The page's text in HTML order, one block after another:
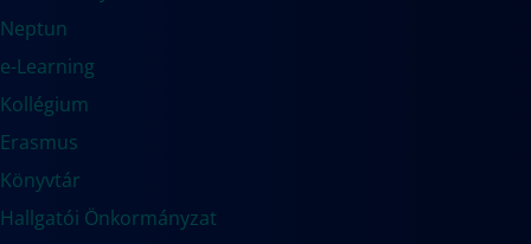
Neptun
e-Learning
Kollégium
Erasmus
Könyvtár
Hallgatói Önkormányzat